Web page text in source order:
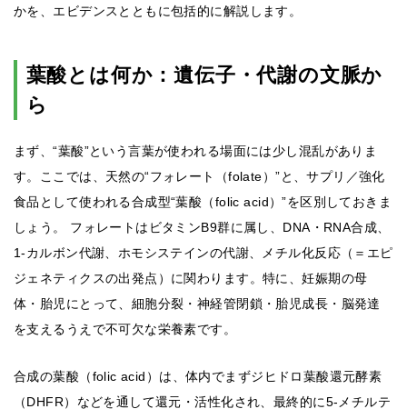
かを、エビデンスとともに包括的に解説します。
葉酸とは何か：遺伝子・代謝の文脈か
ら
まず、“葉酸”という言葉が使われる場面には少し混乱がありま
す。ここでは、天然の“フォレート（folate）”と、サプリ／強化
食品として使われる合成型“葉酸（folic acid）”を区別しておきま
しょう。 フォレートはビタミンB9群に属し、DNA・RNA合成、
1-カルボン代謝、ホモシステインの代謝、メチル化反応（＝エピ
ジェネティクスの出発点）に関わります。特に、妊娠期の母
体・胎児にとって、細胞分裂・神経管閉鎖・胎児成長・脳発達
を支えるうえで不可欠な栄養素です。
合成の葉酸（folic acid）は、体内でまずジヒドロ葉酸還元酵素
（DHFR）などを通して還元・活性化され、最終的に5-メチルテ